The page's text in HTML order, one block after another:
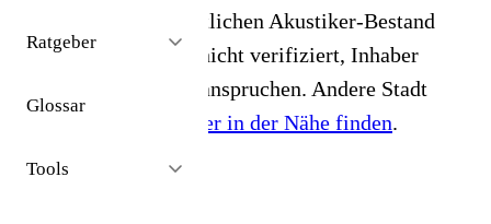
Ratgeber
Glossar
Tools
Ems. Aus dem öffentlichen Akustiker-Bestand
2026 - Profile noch nicht verifiziert, Inhaber
können ihr Profil beanspruchen. Andere Stadt
Hörakustiker in der Nähe finden.